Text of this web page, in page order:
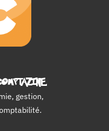
.
gestion,